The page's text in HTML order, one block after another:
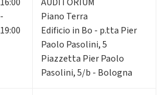
-
19:00
Piano Terra
Edificio in Bo - p.tta Pier
Paolo Pasolini, 5
Piazzetta Pier Paolo
Pasolini, 5/b - Bologna